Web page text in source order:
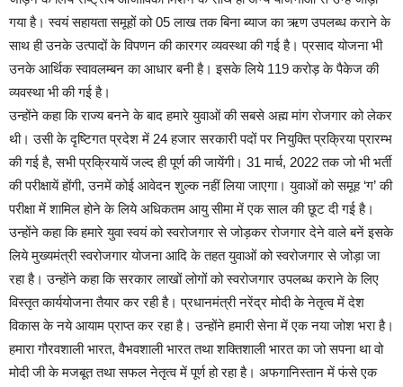
गया है। स्वयं सहायता समूहों को 05 लाख तक बिना ब्याज का ऋण उपलब्ध कराने के
साथ ही उनके उत्पादों के विपणन की कारगर व्यवस्था की गई है। प्रसाद योजना भी
उनके आर्थिक स्वावलम्बन का आधार बनी है। इसके लिये 119 करोड़ के पैकेज की
व्यवस्था भी की गई है।
उन्होंने कहा कि राज्य बनने के बाद हमारे युवाओं की सबसे अह्म मांग रोजगार को लेकर
थी। उसी के दृष्टिगत प्रदेश में 24 हजार सरकारी पदों पर नियुक्ति प्रक्रिया प्रारम्भ
की गई है, सभी प्रक्रियायें जल्द ही पूर्ण की जायेंगी। 31 मार्च, 2022 तक जो भी भर्ती
की परीक्षायें होंगी, उनमें कोई आवेदन शुल्क नहीं लिया जाएगा। युवाओं को समूह ‘ग’ की
परीक्षा में शामिल होने के लिये अधिकतम आयु सीमा में एक साल की छूट दी गई है।
उन्होंने कहा कि हमारे युवा स्वयं को स्वरोजगार से जोड़कर रोजगार देने वाले बनें इसके
लिये मुख्यमंत्री स्वरोजगार योजना आदि के तहत युवाओं को स्वरोजगार से जोड़ा जा
रहा है। उन्होंने कहा कि सरकार लाखों लोगों को स्वरोजगार उपलब्ध कराने के लिए
विस्तृत कार्ययोजना तैयार कर रही है। प्रधानमंत्री नरेंद्र मोदी के नेतृत्व में देश
विकास के नये आयाम प्राप्त कर रहा है। उन्होंने हमारी सेना में एक नया जोश भरा है।
हमारा गौरवशाली भारत, वैभवशाली भारत तथा शक्तिशाली भारत का जो सपना था वो
मोदी जी के मजबूत तथा सफल नेतृत्व में पूर्ण हो रहा है। अफगानिस्तान में फंसे एक